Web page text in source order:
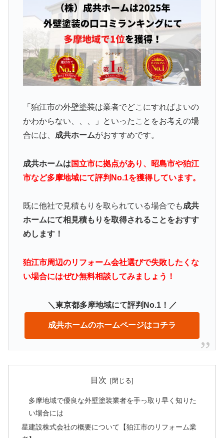
「狛江市の外壁塗装は業者でどこにすればよいの
かわからない、、、」といったことをお考えの場
合には、 成共ホームがおすすめです。
成共ホームは 国立市に拠点があり、昭島市や狛江
市など多摩地域にて評判No.1を獲得しています。
既に他社で見積もりを取られている場合でも成共
ホームにて相見積もりを取得されることをおすす
めします！
狛江市周辺のリフォーム会社選びで失敗したくな
い場合にはぜひ無料相談してみましょう！
＼東京都多摩地域にて評判No.1！／
成共ホームのホームページはコチラ
目次
多摩地域で優良な外壁塗装業者を手っ取り早く知りた
い場合には
星建設株式会社の概要について【狛江市のリフォーム業